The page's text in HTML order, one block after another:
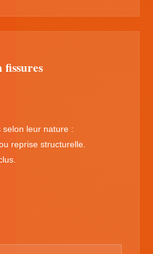
selon leur nature :
reprise structurelle.